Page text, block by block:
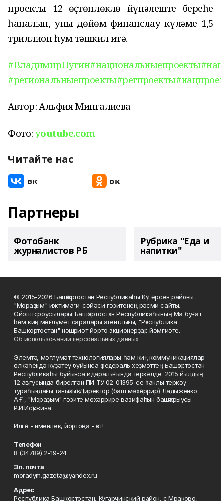
проекты 12 өҫтөнлөклө йүнәлештең береһе
һаналып, уның дөйөм финанслау күләме 1,5
триллион һум тәшкил итә.
#ВладимирПутин#национальныепроекты
#региональныепроекты#регпроекты
Автор: Альфия Мингалиева
Фото:youtube.com
Читайте нас
Партнеры
Фотобанк
журналистов РБ
Рубрика "Еда и
напитки"
© 2015-2026 Башҡортостан Республикаһы Күгәрсен районы
"Мораҙым" ижтимағи-сәйәси гәзитенең рәсми сайты.
Ойоштороусылары: Башҡортостан Республикаһының Матбуғат
һәм киң мәғлүмәт саралары агентлығы, "Республика
Башкортостан" нәшриәт йорто акционерҙар йәмғиәте.
Об использовании персональных данных
Элемтә, мәғлүмәт технологиялары һәм киң коммуникациялар
өлкәһендә күҙәтеү буйынса федераль хеҙмәттең Башҡортостан
Республикаһы буйынса идаралығында теркәлде. 2015 йылдың
12 авгусында бирелгән ПИ ТУ 02-01395-се һанлы теркәү
тураһындағы таныҡлыҡ. Директор (баш мөхәррир) Ладыженко
А.Ғ., "Мораҙым" гәзите мөхәррире вазифаһын башҡарыусы
Р.И.Исҡужина.
Илгә - именлек, йортоңа - ҡот!
Телефон
8 (34789) 2-19-24
Эл. почта
moradym.gazeta@yandex.ru
Адрес
Республика Башкортостан, Кугарчинский район, с.Мраково,